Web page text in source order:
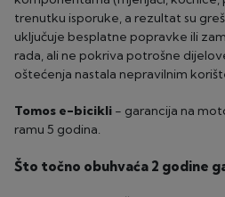
trenutku isporuke, a rezultat su
uključuje besplatne popravke ili
rada, ali ne pokriva potrošne
oštećenja nastala nepravilnim
Tomos e-bicikli - garancija na
ramu 5 godina.
Što točno obuhvaća 2 godine